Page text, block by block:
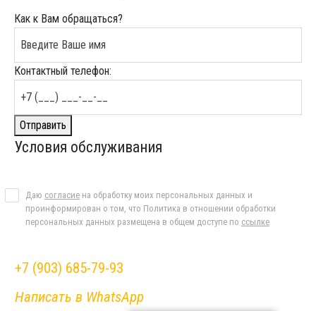
Как к Вам обращаться?
Контактный телефон:
Отправить
Условия обслуживания
Даю согласие на обработку моих персональных данных и
проинформирован о том, что Политика в отношении обработки
персональных данных размещена в общем доступе по ссылке
+7 (903) 685-79-93
Написать в WhatsApp